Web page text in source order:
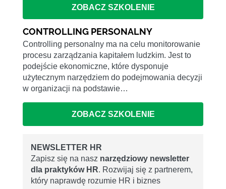
ZOBACZ SZKOLENIE
CONTROLLING PERSONALNY
Controlling personalny ma na celu monitorowanie
procesu zarządzania kapitałem ludzkim. Jest to
podejście ekonomiczne, które dysponuje
użytecznym narzędziem do podejmowania decyzji
w organizacji na podstawie…
ZOBACZ SZKOLENIE
NEWSLETTER HR
Zapisz się na nasz narzędziowy newsletter
dla praktyków HR. Rozwijaj się z partnerem,
który naprawdę rozumie HR i biznes